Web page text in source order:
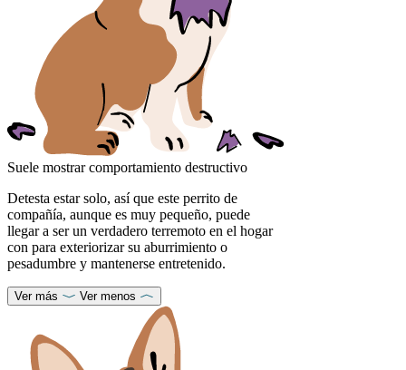
Suele mostrar comportamiento destructivo
Detesta estar solo, así que este perrito de
compañía, aunque es muy pequeño, puede
llegar a ser un verdadero terremoto en el hogar
con para exteriorizar su aburrimiento o
pesadumbre y mantenerse entretenido.
Ver más Ver menos